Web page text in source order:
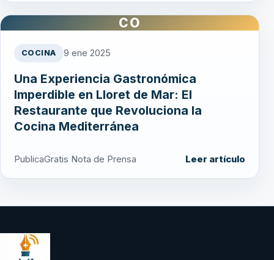
CO
COCINA 9 ene 2025
Una Experiencia Gastronómica
Imperdible en Lloret de Mar: El
Restaurante que Revoluciona la
Cocina Mediterránea
PublicaGratis Nota de Prensa Leer artículo